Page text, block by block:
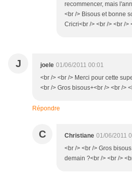
recommencer, mais
<br /> Bisous et bonne
Cricri<br /> <br /> <br />
J joele 01/06/2011 00:01
<br /> <br /> Merci pour cette
<br /> Gros bisous+<br /> <br />
Répondre
C Christiane 01/06/2011
<br /> <br /> Gros
demain ?<br /> <br />